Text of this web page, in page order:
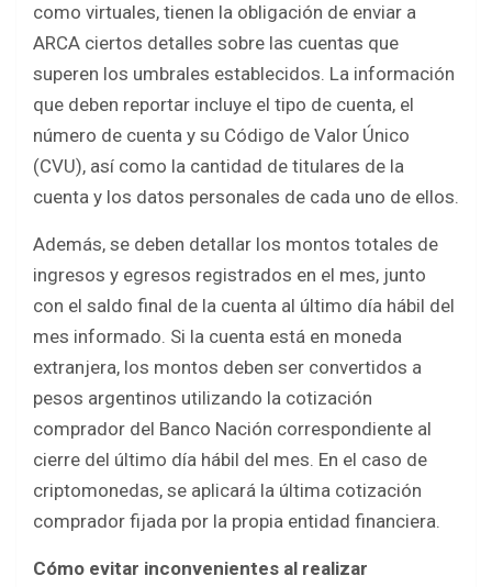
como virtuales, tienen la obligación de enviar a
ARCA ciertos detalles sobre las cuentas que
superen los umbrales establecidos. La información
que deben reportar incluye el tipo de cuenta, el
número de cuenta y su Código de Valor Único
(CVU), así como la cantidad de titulares de la
cuenta y los datos personales de cada uno de ellos.
Además, se deben detallar los montos totales de
ingresos y egresos registrados en el mes, junto
con el saldo final de la cuenta al último día hábil del
mes informado. Si la cuenta está en moneda
extranjera, los montos deben ser convertidos a
pesos argentinos utilizando la cotización
comprador del Banco Nación correspondiente al
cierre del último día hábil del mes. En el caso de
criptomonedas, se aplicará la última cotización
comprador fijada por la propia entidad financiera.
Cómo evitar inconvenientes al realizar